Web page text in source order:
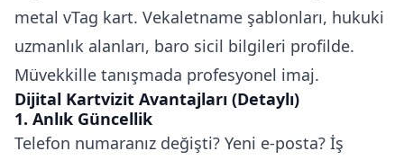
metal vTag kart. Vekaletname şablonları, hukuki
uzmanlık alanları, baro sicil bilgileri profilde.
Müvekkille tanışmada profesyonel imaj.
Dijital Kartvizit Avantajları (Detaylı)
1. Anlık Güncellik
Telefon numaranız değişti? Yeni e-posta? İş